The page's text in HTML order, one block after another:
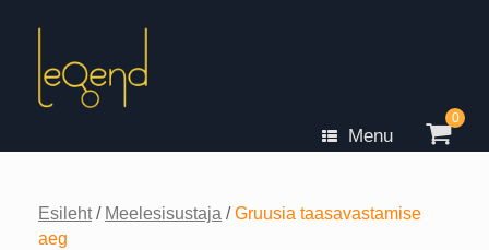
Menu
View
0
Esileht/ Meelesisustaja /Gruusia taasavastamise
aeg